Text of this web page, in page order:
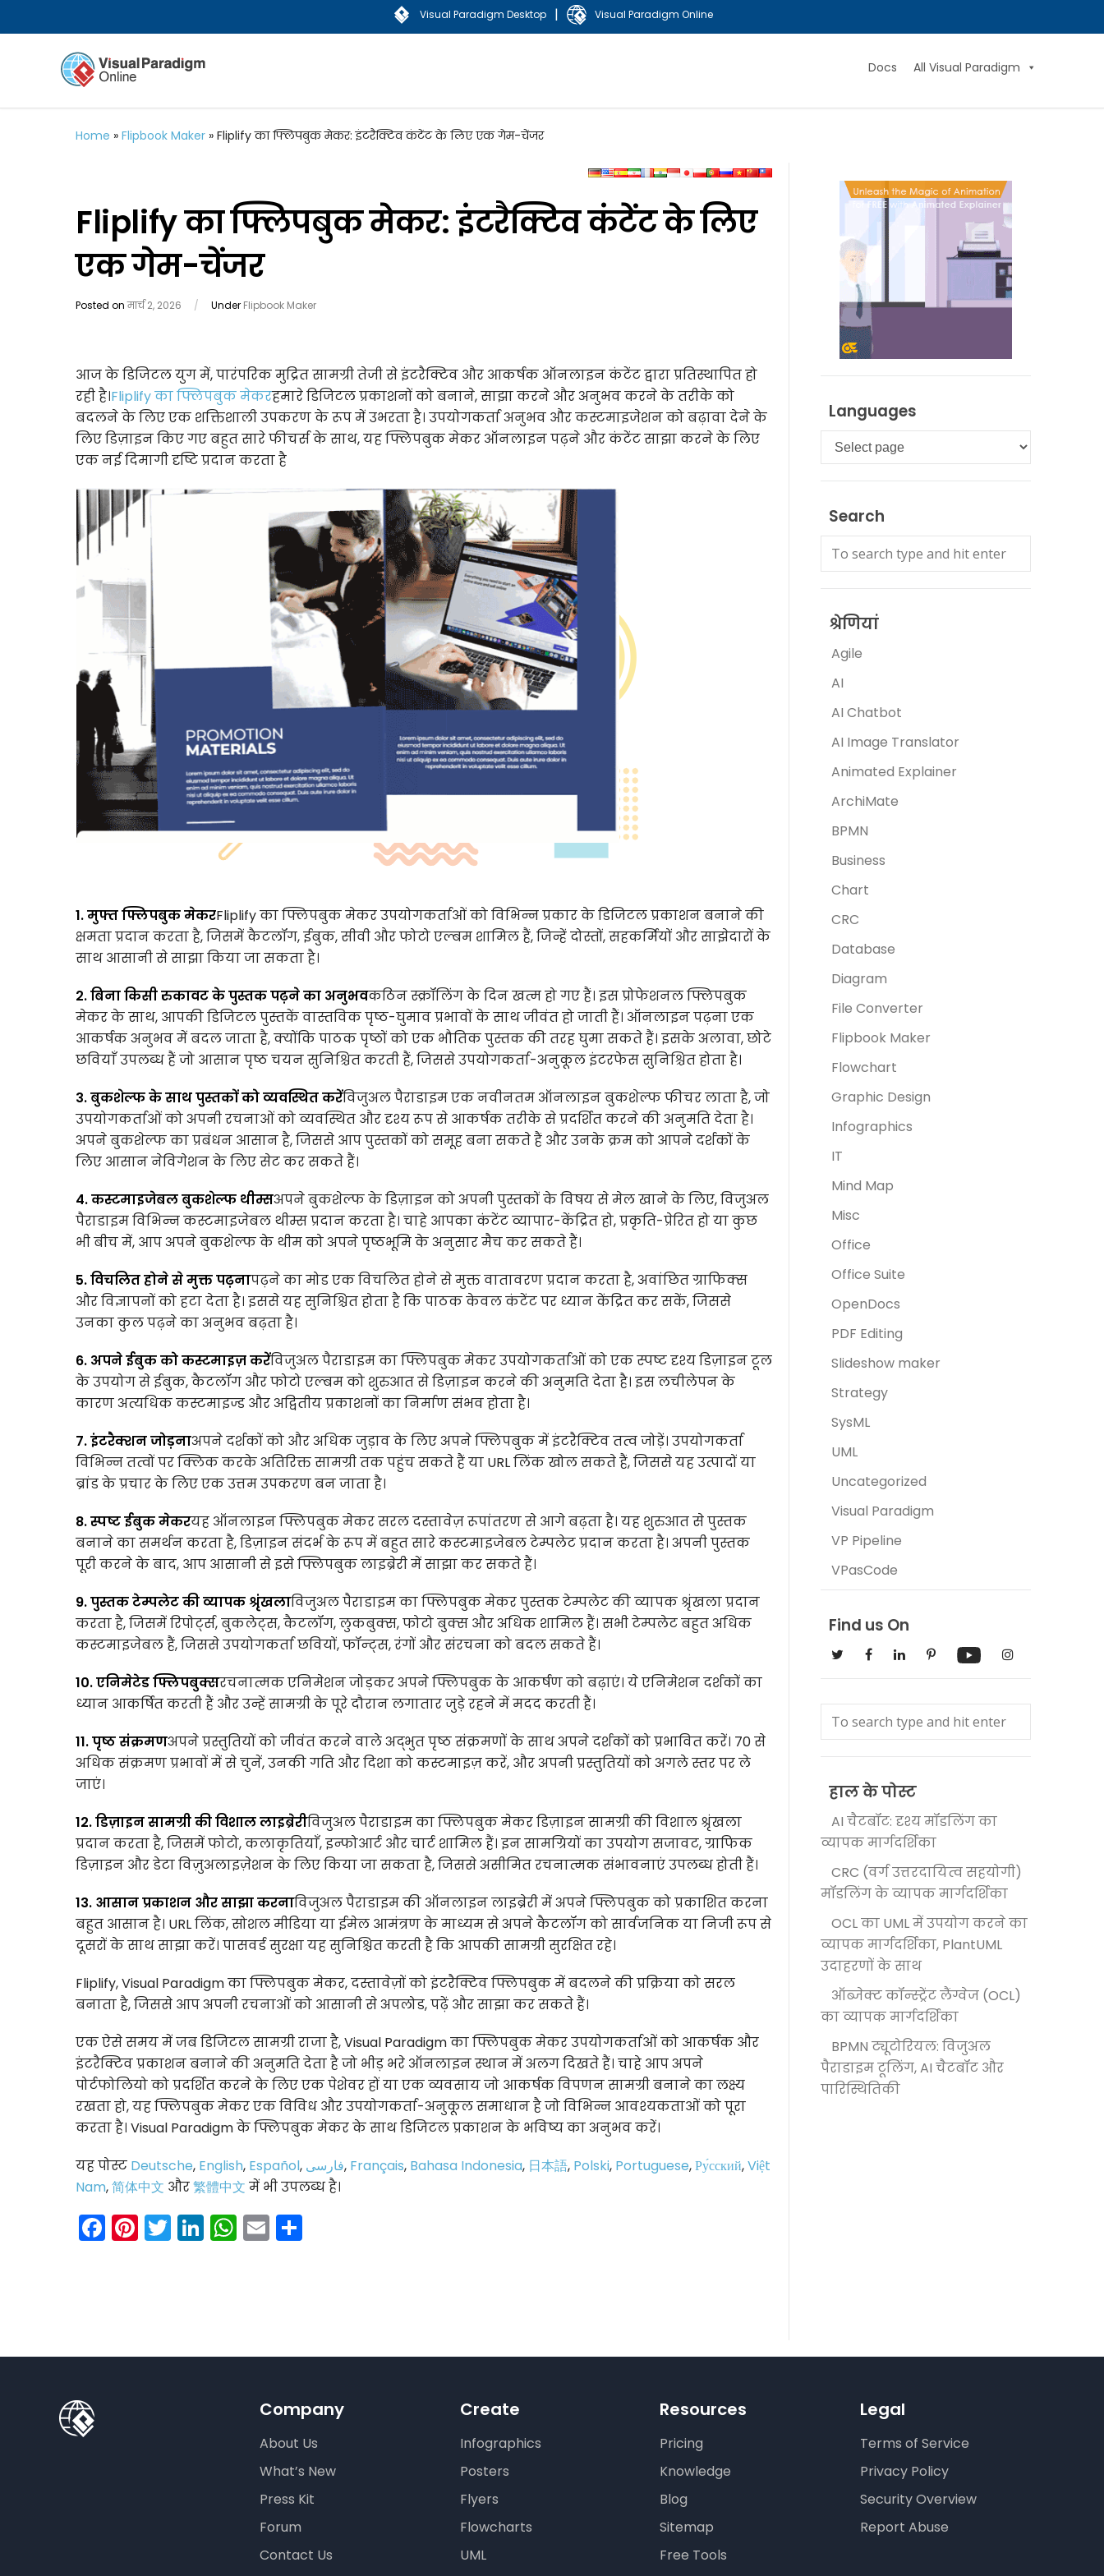
Visual Paradigm Desktop | Visual Paradigm Online
Docs All Visual Paradigm
Home » Flipbook Maker » Fliplify का फ्लिपबुक मेकर: इंटरैक्टिव कंटेंट के लिए एक गेम-चेंजर
Fliplify का फ्लिपबुक मेकर: इंटरैक्टिव कंटेंट के लिए
एक गेम-चेंजर
Posted onमार्च 2, 2026 / Under Flipbook Maker
आज के डिजिटल युग में, पारंपरिक मुद्रित सामग्री तेजी से इंटरैक्टिव और आकर्षक ऑनलाइन कंटेंट द्वारा प्रतिस्थापित हो
रही है।Fliplify का फ्लिपबुक मेकरहमारे डिजिटल प्रकाशनों को बनाने, साझा करने और अनुभव करने के तरीके को
बदलने के लिए एक शक्तिशाली उपकरण के रूप में उभरता है। उपयोगकर्ता अनुभव और कस्टमाइजेशन को बढ़ावा देने के
लिए डिज़ाइन किए गए बहुत सारे फीचर्स के साथ, यह फ्लिपबुक मेकर ऑनलाइन पढ़ने और कंटेंट साझा करने के लिए
एक नई दिमागी दृष्टि प्रदान करता है
1. मुफ्त फ्लिपबुक मेकरFliplify का फ्लिपबुक मेकर उपयोगकर्ताओं को विभिन्न प्रकार के डिजिटल प्रकाशन बनाने की
क्षमता प्रदान करता है, जिसमें कैटलॉग, ईबुक, सीवी और फोटो एल्बम शामिल हैं, जिन्हें दोस्तों, सहकर्मियों और साझेदारों के
साथ आसानी से साझा किया जा सकता है।
2. बिना किसी रुकावट के पुस्तक पढ़ने का अनुभवकठिन स्क्रॉलिंग के दिन खत्म हो गए हैं। इस प्रोफेशनल फ्लिपबुक
मेकर के साथ, आपकी डिजिटल पुस्तकें वास्तविक पृष्ठ-घुमाव प्रभावों के साथ जीवंत हो जाती हैं। ऑनलाइन पढ़ना एक
आकर्षक अनुभव में बदल जाता है, क्योंकि पाठक पृष्ठों को एक भौतिक पुस्तक की तरह घुमा सकते हैं। इसके अलावा, छोटे
छवियाँ उपलब्ध हैं जो आसान पृष्ठ चयन सुनिश्चित करती हैं, जिससे उपयोगकर्ता-अनुकूल इंटरफेस सुनिश्चित होता है।
3. बुकशेल्फ के साथ पुस्तकों को व्यवस्थित करेंविजुअल पैराडाइम एक नवीनतम ऑनलाइन बुकशेल्फ फीचर लाता है, जो
उपयोगकर्ताओं को अपनी रचनाओं को व्यवस्थित और दृश्य रूप से आकर्षक तरीके से प्रदर्शित करने की अनुमति देता है।
अपने बुकशेल्फ का प्रबंधन आसान है, जिससे आप पुस्तकों को समूह बना सकते हैं और उनके क्रम को आपने दर्शकों के
लिए आसान नेविगेशन के लिए सेट कर सकते हैं।
4. कस्टमाइजेबल बुकशेल्फ थीम्सअपने बुकशेल्फ के डिज़ाइन को अपनी पुस्तकों के विषय से मेल खाने के लिए, विजुअल
पैराडाइम विभिन्न कस्टमाइजेबल थीम्स प्रदान करता है। चाहे आपका कंटेंट व्यापार-केंद्रित हो, प्रकृति-प्रेरित हो या कुछ
भी बीच में, आप अपने बुकशेल्फ के थीम को अपने पृष्ठभूमि के अनुसार मैच कर सकते हैं।
5. विचलित होने से मुक्त पढ़नापढ़ने का मोड एक विचलित होने से मुक्त वातावरण प्रदान करता है, अवांछित ग्राफिक्स
और विज्ञापनों को हटा देता है। इससे यह सुनिश्चित होता है कि पाठक केवल कंटेंट पर ध्यान केंद्रित कर सकें, जिससे
उनका कुल पढ़ने का अनुभव बढ़ता है।
6. अपने ईबुक को कस्टमाइज़ करेंविजुअल पैराडाइम का फ्लिपबुक मेकर उपयोगकर्ताओं को एक स्पष्ट दृश्य डिज़ाइन टूल
के उपयोग से ईबुक, कैटलॉग और फोटो एल्बम को शुरुआत से डिज़ाइन करने की अनुमति देता है। इस लचीलेपन के
कारण अत्यधिक कस्टमाइज्ड और अद्वितीय प्रकाशनों का निर्माण संभव होता है।
7. इंटरैक्शन जोड़नाअपने दर्शकों को और अधिक जुड़ाव के लिए अपने फ्लिपबुक में इंटरैक्टिव तत्व जोड़ें। उपयोगकर्ता
विभिन्न तत्वों पर क्लिक करके अतिरिक्त सामग्री तक पहुंच सकते हैं या URL लिंक खोल सकते हैं, जिससे यह उत्पादों या
ब्रांड के प्रचार के लिए एक उत्तम उपकरण बन जाता है।
8. स्पष्ट ईबुक मेकरयह ऑनलाइन फ्लिपबुक मेकर सरल दस्तावेज़ रूपांतरण से आगे बढ़ता है। यह शुरुआत से पुस्तक
बनाने का समर्थन करता है, डिज़ाइन संदर्भ के रूप में बहुत सारे कस्टमाइजेबल टेम्पलेट प्रदान करता है। अपनी पुस्तक
पूरी करने के बाद, आप आसानी से इसे फ्लिपबुक लाइब्रेरी में साझा कर सकते हैं।
9. पुस्तक टेम्पलेट की व्यापक श्रृंखलाविजुअल पैराडाइम का फ्लिपबुक मेकर पुस्तक टेम्पलेट की व्यापक श्रृंखला प्रदान
करता है, जिसमें रिपोर्ट्स, बुकलेट्स, कैटलॉग, लुकबुक्स, फोटो बुक्स और अधिक शामिल हैं। सभी टेम्पलेट बहुत अधिक
कस्टमाइजेबल हैं, जिससे उपयोगकर्ता छवियों, फॉन्ट्स, रंगों और संरचना को बदल सकते हैं।
10. एनिमेटेड फ्लिपबुक्सरचनात्मक एनिमेशन जोड़कर अपने फ्लिपबुक के आकर्षण को बढ़ाएं। ये एनिमेशन दर्शकों का
ध्यान आकर्षित करती हैं और उन्हें सामग्री के पूरे दौरान लगातार जुड़े रहने में मदद करती हैं।
11. पृष्ठ संक्रमणअपने प्रस्तुतियों को जीवंत करने वाले अद्भुत पृष्ठ संक्रमणों के साथ अपने दर्शकों को प्रभावित करें। 70 से
अधिक संक्रमण प्रभावों में से चुनें, उनकी गति और दिशा को कस्टमाइज़ करें, और अपनी प्रस्तुतियों को अगले स्तर पर ले
जाएं।
12. डिज़ाइन सामग्री की विशाल लाइब्रेरीविजुअल पैराडाइम का फ्लिपबुक मेकर डिज़ाइन सामग्री की विशाल श्रृंखला
प्रदान करता है, जिसमें फोटो, कलाकृतियाँ, इन्फोआर्ट और चार्ट शामिल हैं। इन सामग्रियों का उपयोग सजावट, ग्राफिक
डिज़ाइन और डेटा विज़ुअलाइज़ेशन के लिए किया जा सकता है, जिससे असीमित रचनात्मक संभावनाएं उपलब्ध होती हैं।
13. आसान प्रकाशन और साझा करनाविजुअल पैराडाइम की ऑनलाइन लाइब्रेरी में अपने फ्लिपबुक को प्रकाशित करना
बहुत आसान है। URL लिंक, सोशल मीडिया या ईमेल आमंत्रण के माध्यम से अपने कैटलॉग को सार्वजनिक या निजी रूप से
दूसरों के साथ साझा करें। पासवर्ड सुरक्षा यह सुनिश्चित करती है कि आपकी सामग्री सुरक्षित रहे।
Fliplify, Visual Paradigm का फ्लिपबुक मेकर, दस्तावेज़ों को इंटरैक्टिव फ्लिपबुक में बदलने की प्रक्रिया को सरल
बनाता है, जिससे आप अपनी रचनाओं को आसानी से अपलोड, पढ़ें और साझा कर सकते हैं।
एक ऐसे समय में जब डिजिटल सामग्री राजा है, Visual Paradigm का फ्लिपबुक मेकर उपयोगकर्ताओं को आकर्षक और
इंटरैक्टिव प्रकाशन बनाने की अनुमति देता है जो भीड़ भरे ऑनलाइन स्थान में अलग दिखते हैं। चाहे आप अपने
पोर्टफोलियो को प्रदर्शित करने के लिए एक पेशेवर हों या एक व्यवसाय जो आकर्षक विपणन सामग्री बनाने का लक्ष्य
रखता हो, यह फ्लिपबुक मेकर एक विविध और उपयोगकर्ता-अनुकूल समाधान है जो विभिन्न आवश्यकताओं को पूरा
करता है। Visual Paradigm के फ्लिपबुक मेकर के साथ डिजिटल प्रकाशन के भविष्य का अनुभव करें।
यह पोस्ट Deutsche, English, Español, فارسی, Français, Bahasa Indonesia, 日本語, Polski, Portuguese,Ру́сский,Việt
Nam,简体中文 और繁體中文 में भी उपलब्ध है।
Facebook
Pinterest
Twitter
LinkedIn
WhatsApp
Email
Languages
Languages
Search
श्रेणियां
Agile
AI
AI Chatbot
AI Image Translator
Animated Explainer
ArchiMate
BPMN
Business
Chart
CRC
Database
Diagram
File Converter
Flipbook Maker
Flowchart
Graphic Design
Infographics
IT
Mind Map
Misc
Office
Office Suite
OpenDocs
PDF Editing
Slideshow maker
Strategy
SysML
UML
Uncategorized
Visual Paradigm
VP Pipeline
VPasCode
Find us On
हाल के पोस्ट
AI चैटबॉट: दृश्य मॉडलिंग का
व्यापक मार्गदर्शिका
CRC (वर्ग उत्तरदायित्व सहयोगी)
मॉडलिंग के व्यापक मार्गदर्शिका
OCL का UML में उपयोग करने का
व्यापक मार्गदर्शिका, PlantUML
उदाहरणों के साथ
ऑब्जेक्ट कॉन्स्ट्रेंट लैंग्वेज (OCL)
का व्यापक मार्गदर्शिका
BPMN ट्यूटोरियल: विजुअल
पैराडाइम टूलिंग, AI चैटबॉट और
पारिस्थितिकी
Company
About Us
What’s New
Press Kit
Forum
Contact Us
Create
Infographics
Posters
Flyers
Flowcharts
UML
Resources
Pricing
Knowledge
Blog
Sitemap
Free Tools
Legal
Terms of Service
Privacy Policy
Security Overview
Report Abuse